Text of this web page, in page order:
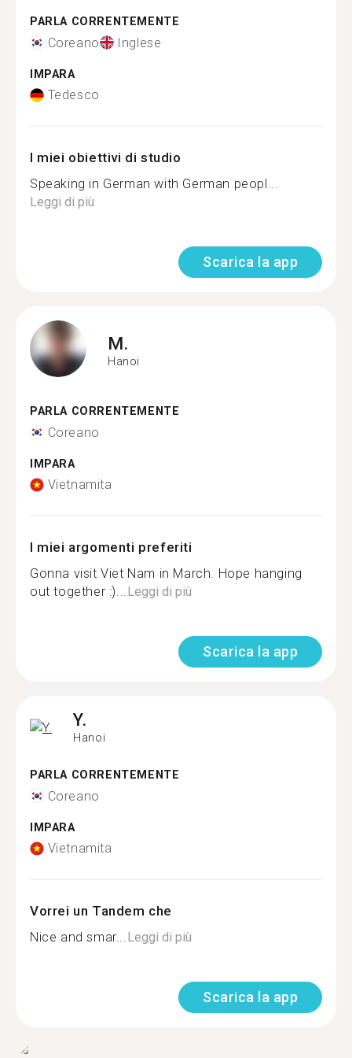
PARLA CORRENTEMENTE
Coreano Inglese
IMPARA
Tedesco
I miei obiettivi di studio
Speaking in German with German peopl...
Leggi di più
Scarica la app
M.
Hanoi
PARLA CORRENTEMENTE
Coreano
IMPARA
Vietnamita
I miei argomenti preferiti
Gonna visit Viet Nam in March. Hope hanging
out together :)...Leggi di più
Scarica la app
Y.
Hanoi
PARLA CORRENTEMENTE
Coreano
IMPARA
Vietnamita
Vorrei un Tandem che
Nice and smar...Leggi di più
Scarica la app